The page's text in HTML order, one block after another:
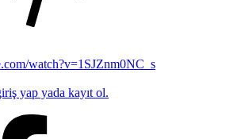
watch?v=1SJZnm0NC_s
yap yada kayıt ol.